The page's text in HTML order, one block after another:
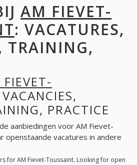
AM FIEVET-
: VACATURES,
TRAINING,
PRACTICE
aanbiedingen voor AM Fievet-
openstaande vacatures in andere
for AM Fievet-Toussaint. Looking for open